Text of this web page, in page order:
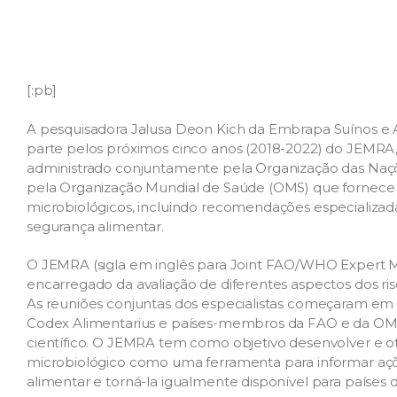
[:pb]
A pesquisadora Jalusa Deon Kich da Embrapa Suínos
parte pelos próximos cinco anos (2018-2022) do
administrado conjuntamente pela Organização das
pela Organização Mundial de Saúde (OMS) que
microbiológicos, incluindo recomendações
segurança alimentar.
O JEMRA (sigla em inglês para Joint FAO/WHO
encarregado da avaliação de diferentes aspectos dos
As reuniões conjuntas dos especialistas começaram
Codex Alimentarius e países-membros da FAO e da
científico. O JEMRA tem como objetivo desenvolver e
microbiológico como uma ferramenta para informar
alimentar e torná-la igualmente disponível para países